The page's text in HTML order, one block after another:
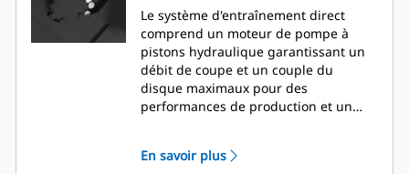
Le système d'entraînement direct
comprend un moteur de pompe à
pistons hydraulique garantissant un
débit de coupe et un couple du
disque maximaux pour des
performances de production et un
En savoir plus